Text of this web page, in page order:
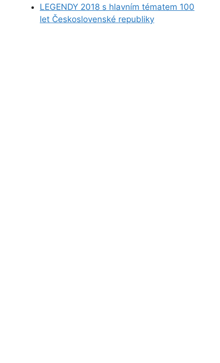
LEGENDY 2018 s hlavním tématem 100
let Československé republiky